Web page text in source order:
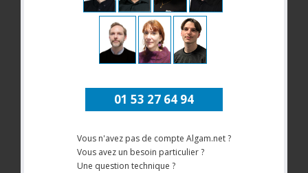
01 53 27 64 94
Vous n'avez pas de compte Algam.net ?
Vous avez un besoin particulier ?
Une question technique ?